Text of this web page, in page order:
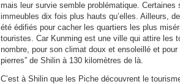
mais leur survie semble problématique. Certaines
immeubles dix fois plus hauts qu’elles. Ailleurs,
été édifiés pour cacher les quartiers les plus
touristes. Car Kunming est une ville qui attire les
nombre, pour son climat doux et ensoleillé et pour
pierres” de Shilin à 130 kilomètres de là.
C’est à Shilin que les Piche découvrent le